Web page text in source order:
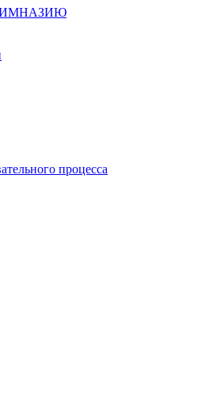
ГИМНАЗИЮ
процесса